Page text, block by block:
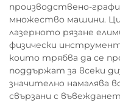
производствено-
множество машини.
лазерното рязане
физически
които трябва да се
поддържат за всеки
значително намалява
свързани с